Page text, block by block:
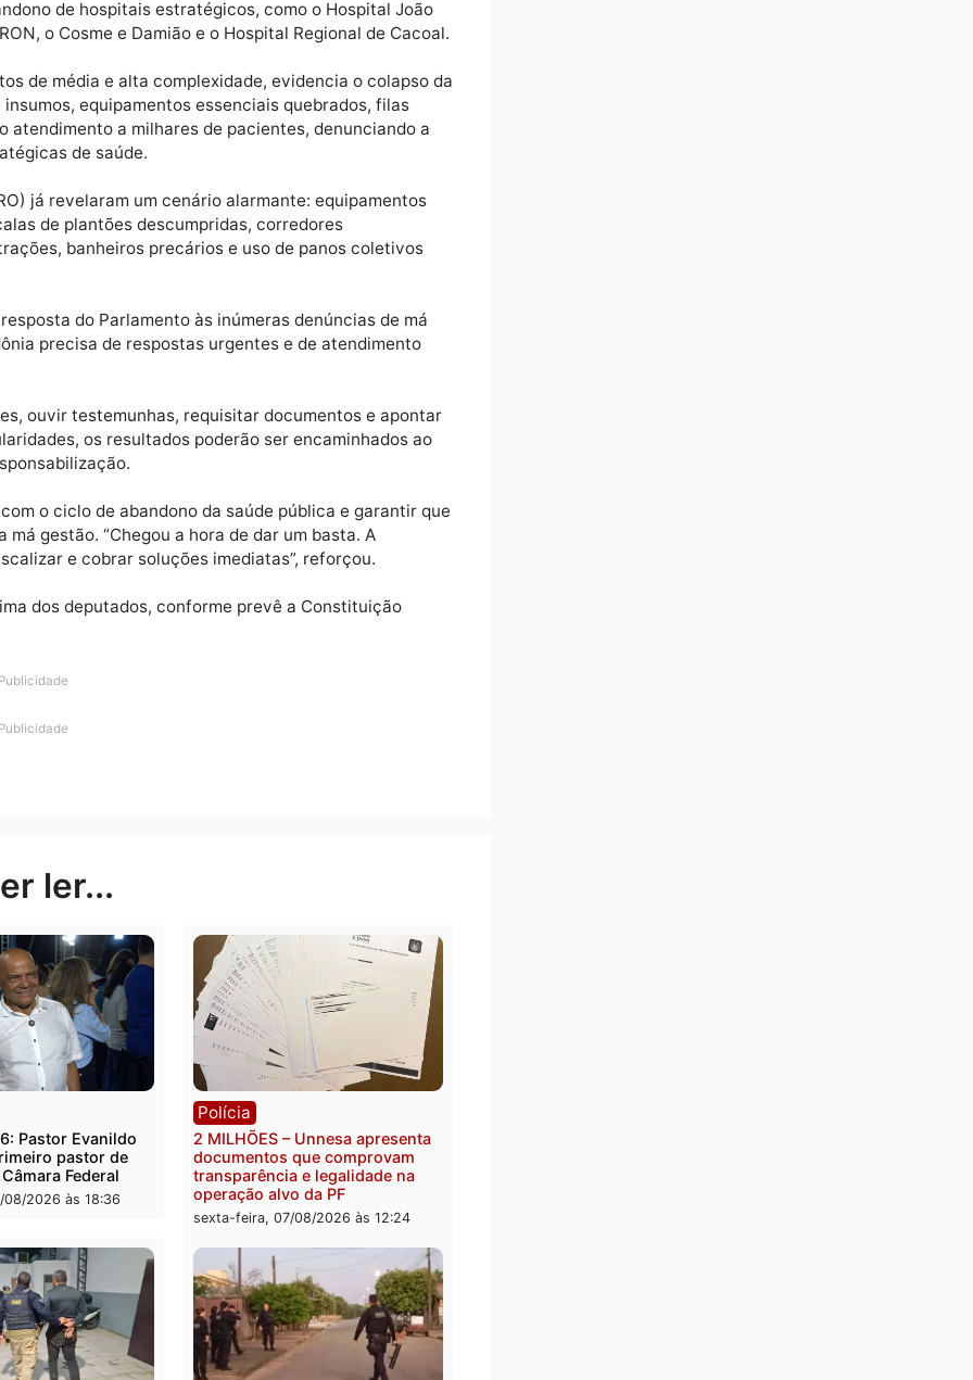
na gestão da saúde em Rondônia.
de Urgência e Emergência de Rondônia (Heuro), a
de Guajará-Mirim, até denúncias sobre contratos de
abandono de hospitais estratégicos, como o Hospital João
o Cosme e Damião e o Hospital Regional de Cacoal.
de média e alta complexidade, evidencia o colapso da
e insumos, equipamentos essenciais quebrados, filas
o atendimento a milhares de pacientes, denunciando a
RO) já revelaram um cenário alarmante: equipamentos
escalas de plantões descumpridas, corredores
precisa de respostas urgentes e de atendimento
os resultados poderão ser encaminhados ao
responsabilização.
pela má gestão. “Chegou a hora de dar um basta. A
Publicidade
Publicidade
ler...
Polícia